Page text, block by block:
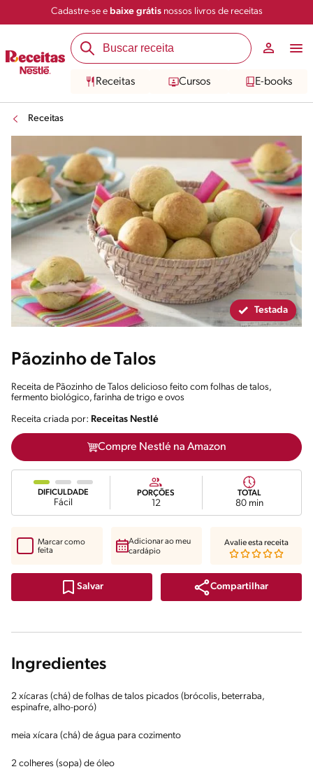
Cadastre-se e baixe grátisnossos livros de receitas
Receitas Cursos E-books
Receitas
Salvar Compartilhar
Testada
Pãozinho de Talos
Receita de Pãozinho de Talos delicioso feito com folhas de talos,
fermento biológico, farinha de trigo e ovos
Receita criada por: Receitas Nestlé
Compre Nestlé na Amazon
DIFICULDADE
Fácil
PORÇÕES
12
TOTAL
80 min
Salvar Compartilhar
Marcar como
feita
Adicionar ao meu
cardápio
Avalie esta receita
Ingredientes
2 xícaras (chá) de folhas de talos picados (brócolis, beterraba,
espinafre, alho-poró)
meia xícara (chá) de água para cozimento
2 colheres (sopa) de óleo